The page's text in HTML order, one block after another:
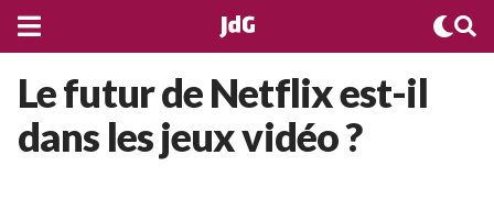
Passer au contenu
Le futur de Netflix est-il
dans les jeux vidéo ?
VPN
Actualités
Tests